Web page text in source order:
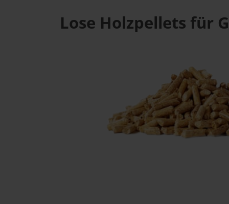
Lose Holzpellets für